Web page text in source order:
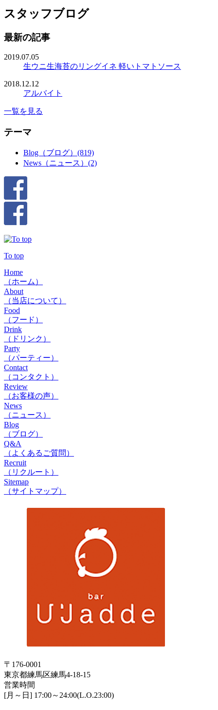
スタッフブログ
最新の記事
2019.07.05
生ウニ生海苔のリングイネ 軽いトマトソース
2018.12.12
アルバイト
一覧を見る
テーマ
Blog（ブログ）(819)
News（ニュース）(2)
To top
Home
（ホーム）
About
（当店について）
Food
（フード）
Drink
（ドリンク）
Party
（パーティー）
Contact
（コンタクト）
Review
（お客様の声）
News
（ニュース）
Blog
（ブログ）
Q&A
（よくあるご質問）
Recruit
（リクルート）
Sitemap
（サイトマップ）
〒176-0001
東京都練馬区練馬4-18-15
営業時間
[月～日] 17:00～24:00(L.O.23:00)